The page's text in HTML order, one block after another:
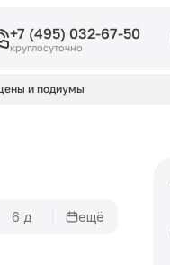
+7 (495) 032-67-50
круглосуточно
и подиумы
6 д
ещё